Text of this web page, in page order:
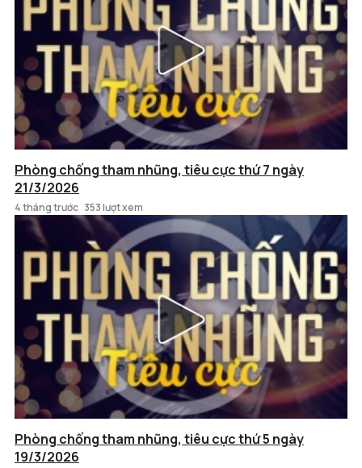
Phòng chống tham nhũng, tiêu cực thứ 7 ngày
21/3/2026
4 tháng trước 353 lượt xem
Phòng chống tham nhũng, tiêu cực thứ 5 ngày
19/3/2026